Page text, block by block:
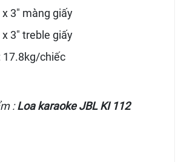
3″ màng giấy
3″ treble giấy
17.8kg/chiếc
:Loa karaoke JBL KI 112